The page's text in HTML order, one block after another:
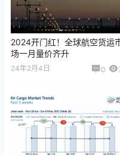
2024开门红！全球航空货运
场一月量价齐升
24年2月4日 0